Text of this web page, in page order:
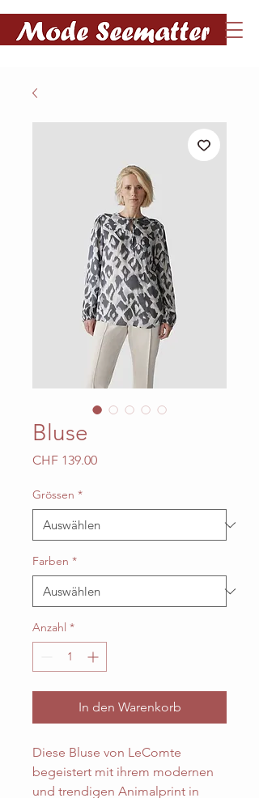
Bluse
CHF 139.00Preis
Grössen *
Farben *
Anzahl *
In den Warenkorb
Diese Bluse von LeComte
begeistert mit ihrem modernen
und trendigen Animalprint in